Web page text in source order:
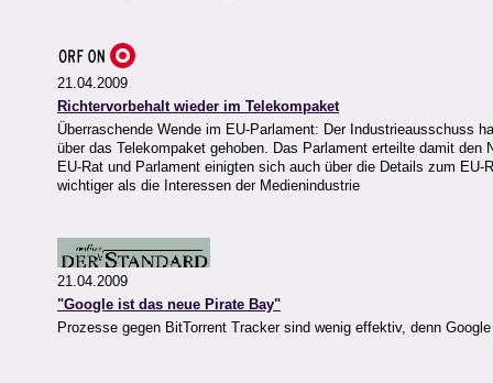
21.04.2009
Richtervorbehalt wieder im Telekompaket
Überraschende Wende im EU-Parlament: Der Industrieausschuss
über das Telekompaket gehoben. Das Parlament erteilte damit
EU-Rat und Parlament einigten sich auch über die Details zum
wichtiger als die Interessen der Medienindustrie
21.04.2009
"Google ist das neue Pirate Bay"
Prozesse gegen BitTorrent Tracker sind wenig effektiv, denn